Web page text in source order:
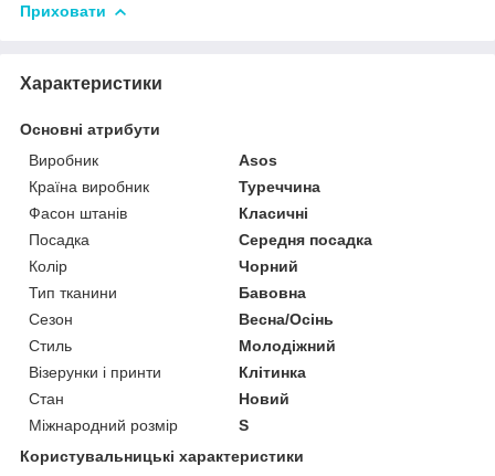
Приховати
Характеристики
Основні атрибути
Виробник
Asos
Країна виробник
Туреччина
Фасон штанів
Класичні
Посадка
Середня посадка
Колір
Чорний
Тип тканини
Бавовна
Сезон
Весна/Осінь
Стиль
Молодіжний
Візерунки і принти
Клітинка
Стан
Новий
Міжнародний розмір
S
Користувальницькі характеристики